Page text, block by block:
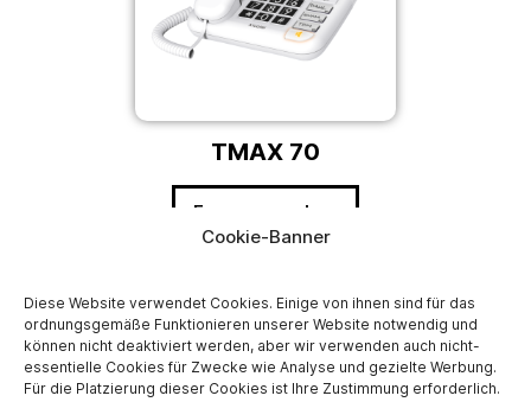
Cookie-Banner
Diese Website verwendet Cookies. Einige von ihnen sind für das
ordnungsgemäße Funktionieren unserer Website notwendig und
können nicht deaktiviert werden, aber wir verwenden auch nicht-
essentielle Cookies für Zwecke wie Analyse und gezielte Werbung.
Für die Platzierung dieser Cookies ist Ihre Zustimmung erforderlich.
TMAX 70
Fragen ansehen